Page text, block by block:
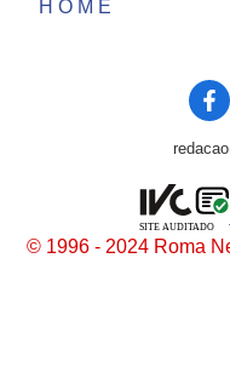
HOME
© 1996 - 2024 Roma
SITE AUDITADO